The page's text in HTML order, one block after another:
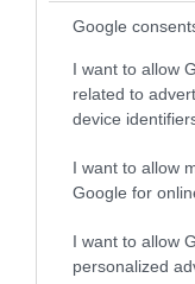
Google
I want to allow
related to
device
I want to allow
Google for
I want to allow
personalized
Mots-clés Beurre
ÇA PEUT AUSSI